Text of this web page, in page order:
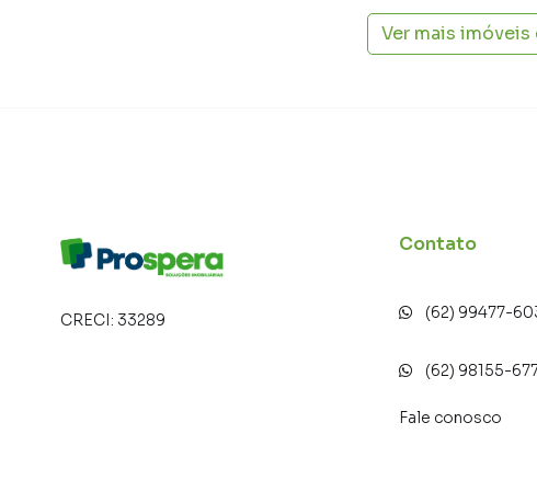
Na Prospera Soluções Imobiliárias você consegue
que em imobiliárias tradicionais. Já vendemos e
Ver mais imóveis
CRECI: 33289
Contato
(62) 99477-
(62) 98155-
Fale conosco